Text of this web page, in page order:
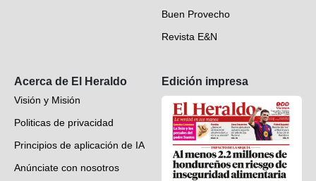
Buen Provecho
Revista E&N
Acerca de El Heraldo
Visión y Misión
Politicas de privacidad
Principios de aplicación de IA
Anúnciate con nosotros
Edición impresa